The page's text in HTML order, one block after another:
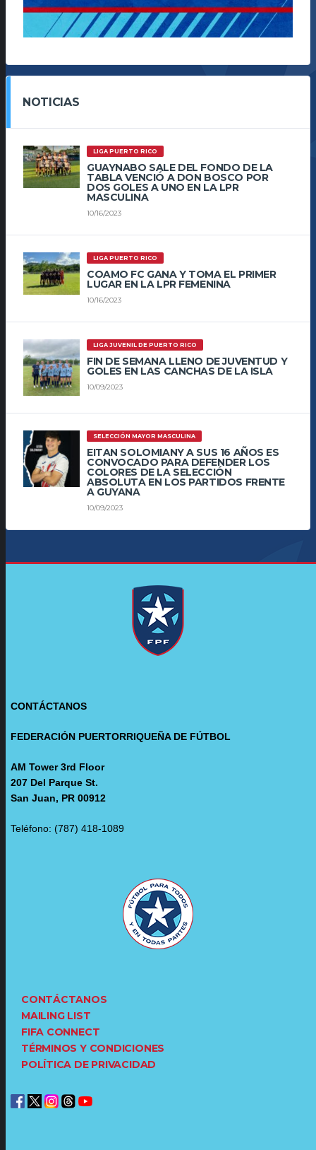
NOTICIAS
LIGA PUERTO RICO
GUAYNABO SALE DEL FONDO DE LA
TABLA VENCIÓ A DON BOSCO POR
DOS GOLES A UNO EN LA LPR
MASCULINA
10/16/2023
LIGA PUERTO RICO
COAMO FC GANA Y TOMA EL PRIMER
LUGAR EN LA LPR FEMENINA
10/16/2023
LIGA JUVENIL DE PUERTO RICO
FIN DE SEMANA LLENO DE JUVENTUD Y
GOLES EN LAS CANCHAS DE LA ISLA
10/09/2023
SELECCIÓN MAYOR MASCULINA
EITAN SOLOMIANY A SUS 16 AÑOS ES
CONVOCADO PARA DEFENDER LOS
COLORES DE LA SELECCIÓN
ABSOLUTA EN LOS PARTIDOS FRENTE
A GUYANA
10/09/2023
CONTÁCTANOS
FEDERACIÓN PUERTORRIQUEÑA DE FÚTBOL
AM Tower 3rd Floor
207 Del Parque St.
San Juan, PR 00912
Teléfono: (787) 418-1089
CONTÁCTANOS
MAILING LIST
FIFA CONNECT
TÉRMINOS Y CONDICIONES
POLÍTICA DE PRIVACIDAD